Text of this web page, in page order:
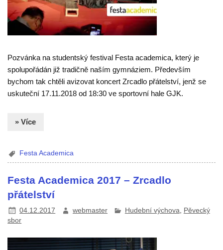
Pozvánka na studentský festival Festa academica, který je
spolupořádán již tradičně naším gymnáziem. Především
bychom tak chtěli avizovat koncert Zrcadlo přátelství, jenž se
uskuteční 17.11.2018 od 18:30 ve sportovní hale GJK.
» Více
Festa Academica
Festa Academica 2017 – Zrcadlo
přátelství
04.12.2017 webmaster Hudební výchova
Pěvecký
sbor